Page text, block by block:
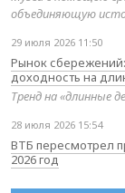
объединяющую
29 июля 2026 11:50
Рынок
доходность на
Тренд на «длинные
28 июля 2026 15:54
ВТБ пересмотрел
2026 год